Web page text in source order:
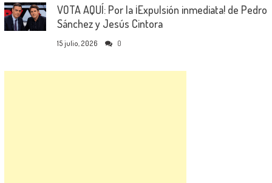
VOTA AQUÍ: Por la ¡Expulsión inmediata! de Pedro
Sánchez y Jesús Cintora
15 julio, 2026 0